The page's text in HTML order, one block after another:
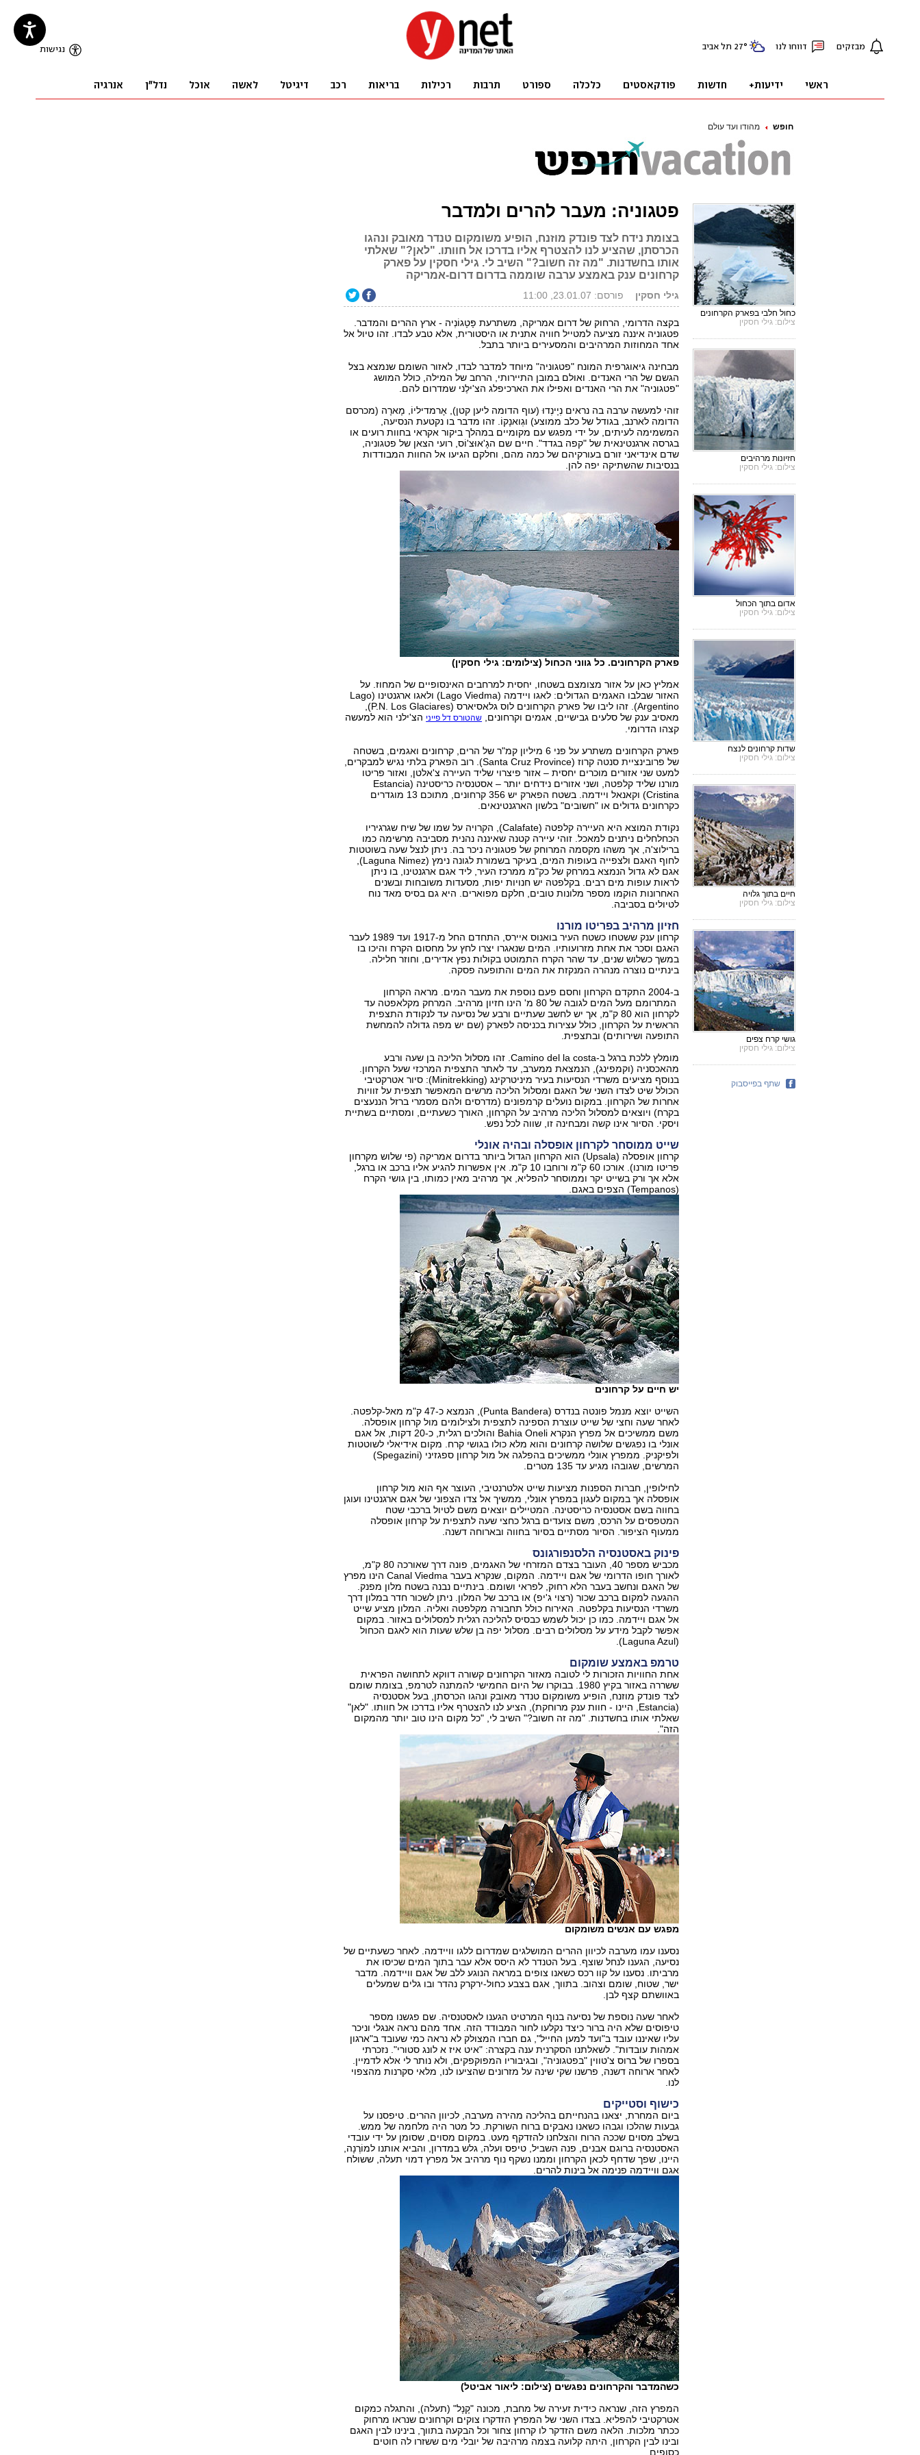
חופש מהודו ועד עולם
פטגוניה: מעבר להרים ולמדבר
בצומת נידח לצד פונדק מוזנח, הופיע משומקום טנדר מאובק ונהגו
הכרסתן, שהציע לנו להצטרף אליו בדרכו אל חוותו. "לאן?" שאלתי
אותו בחשדנות. "מה זה חשוב?" השיב לי. גילי חסקין על פארק
קרחונים ענק באמצע ערבה שוממה בדרום דרום-אמריקה
גילי חסקין פורסם: 23.01.07, 11:00
בקצה הדרומי, הרחוק של דרום אמריקה, משתרעת פָּטָגוֹנְיה - ארץ ההרים והמדבר.
פטגוניה איננה מציעה למטייל חוויה אתנית או היסטורית, אלא טבע לבדו. זהו טיול אל
אחד המחוזות המרהיבים והמסעירים ביותר בתבל.
מבחינה גיאוגרפית המונח "פטגוניה" מיוחד למדבר לבדו, לאזור השומם שנמצא בצל
הגשם של הרי האנדים. ואולם במובן התיירותי, הרחב של המילה, כולל המושג
"פטגוניה" את הרי האנדים ואפילו את הארכיפלג הצ'ילֶני שמדרום להם.
זוהי למעשה ערבה בה נראים נְיָינְדוּ (עוף הדומה ליען קטן), אָרמדיליוֹ, מָארָה (מכרסם
הדומה לארנב, בגודל של כלב ממוצע) וגְואנָקוֹ. זהו מדבר בו נקטעת הנסיעה,
המשמימה לעיתים, על ידי מפגש עם מקומיים במהלך ביקור אקראי בחוות רועים או
בגרסה ארגנטינאית של "קפה בגדד". חיים שם הגָ'אוּצ'וֹס, רועי הצאן של פטגוניה,
שדם אינדיאני זורם בעורקיהם של כמה מהם, וחלקם הגיעו אל החוות המבודדות
בנסיבות שהשתיקה יפה להן.
פארק הקרחונים. כל גווני הכחול (צילומים: גילי חסקין)
אמליץ כאן על אזור מצומצם בשטחו, יחסית למרחבים האינסופיים של המחוז. על
האזור שבלבו האגמים הגדולים: לאגו ויידמה (Lago Viedma) ולאגו ארגנטינו (Lago
Argentino). זהו ליבו של פארק הקרחונים לוס גלאסיארס (P.N. Los Glaciares),
מאסיב ענק של סלעים גבישיים, אגמים וקרחונים, שהטורס דל פייני הצ'ילני הוא למעשה
קצהו הדרומי.
פארק הקרחונים משתרע על פני 6 מיליון קמ"ר של הרים, קרחונים ואגמים, בשטחה
של פרובינציית סנטה קרוז (Santa Cruz Province). רוב הפארק בלתי נגיש למבקרים,
למעט שני אזורים מוכרים יחסית – אזור פיצרוי שליד העיירה צ'אלטן, ואזור פריטו
מורנו שליד קלפטה, ושני אזורים נידחים יותר – אסטנסיה כריסטינה (Estancia
Cristina) וקאנאל ויידמה. בשטח הפארק יש 356 קרחונים, מתוכם 13 מוגדרים
כקרחונים גדולים או "חשובים" בלשון הארגנטינאים.
נקודת המוצא היא העיירה קלפטה (Calafate), הקרויה על שמו של שיח שגרגיריו
הכחלחלים ניתנים למאכל. זוהי עיירה קטנה שאיננה נהנית מסביבה מרשימה כמו
ברילוצ'ה, אך משהו מקסמה המרוחק של פטגוניה ניכר בה. ניתן לנצל שעה בשוטטות
לחוף האגם ולצפייה בעופות המים, בעיקר בשמורת לגונה נימץ (Laguna Nimez),
אגם לא גדול הנמצא במרחק של כק"מ ממרכז העיר, ליד אגם ארגנטינו, בו ניתן
לראות עופות מים רבים. בקלפטה יש חנויות יפות, מסעדות משובחות ובשנים
האחרונות הוקמו מספר מלונות טובים, חלקם מפוארים. היא גם בסיס מאד נוח
לטיולים בסביבה.
חזיון מרהיב בפריטו מורנו
קרחון ענק ששטחו כשטח העיר בואנוס איירס, התחדם החל מ-1917 ועד 1989 לעבר
האגם וסכר את אחת מזרועותיו. המים שנאגרו יצרו לחץ על מחסום הקרח והיכו בו
במשך כשלוש שנים, עד שהר הקרח התמוטט בקולות נפץ אדירים, וחוזר חלילה.
בינתיים נוצרה מנהרה המנקזת את המים והתופעה פסקה.
ב-2004 התקדם הקרחון וחסם פעם נוספת את מעבר המים. מראה הקרחון
המתרומם מעל המים לגובה של 80 מ' הינו חזיון מרהיב. המרחק מקלאפטה עד
לקרחון הוא 80 ק"מ, אך יש לחשב שעתיים ורבע של נסיעה עד לנקודת התצפית
הראשית על הקרחון, כולל עצירות בכניסה לפארק (שם יש מפה גדולה להמחשת
התופעה ושירותים) ובתצפית.
מומלץ ללכת ברגל ב-Camino del la costa. זהו מסלול הליכה בן שעה ורבע
מהאכסניה (וקמפינג), הנמצאת ממערב, עד לאתר התצפית המרכזי שעל הקרחון.
בנוסף מציעים משרדי הנסיעות בעיר מיניטרקינג (Minitrekking): סיור אטרקטיבי
הכולל שיט לצדו השני של האגם ומסלול הליכה מרשים המאפשר תצפית על זוויות
אחרות של הקרחון. במקום נועלים קרמפונים (מדרסים ולהם מסמרי ברזל הננעצים
בקרח) ויוצאים למסלול הליכה מרהיב על הקרחון, האורך כשעתיים, ומסתיים בשתיית
ויסקי. הסיור אינו קשה ומבחינה זו, שווה לכל נפש.
שייט ממוסחר לקרחון אופסלה ובהיה אונלי
קרחון אופסלה (Upsala) הוא הקרחון הגדול ביותר בדרום אמריקה (פי שלוש מקרחון
פריטו מורנו). אורכו 60 ק"מ ורוחבו 10 ק"מ. אין אפשרות להגיע אליו ברכב או ברגל,
אלא אך ורק בשייט יקר וממוסחר להפליא, אך מרהיב מאין כמותו, בין גושי הקרח
(Tempanos) הצפים באגם.
יש חיים על קרחונים
השייט יוצא מנמל פונטה בנדרס (Punta Bandera), הנמצא כ-47 ק"מ מאל-קלפטה.
לאחר שעה וחצי של שייט עוצרת הספינה לתצפית ולצילומים מול קרחון אופסלה.
משם ממשיכים אל מפרץ הנקרא Bahia Oneli והולכים רגלית, כ-20 דקות, אל אגם
אונלי בו נפגשים שלושה קרחונים והוא מלא כולו בגושי קרח. מקום אידיאלי לשוטטות
ולפיקניק. ממפרץ אונלי ממשיכים בהפלגה אל מול קרחון ספגזיני (Spegazini)
המרשים, שגובהו מגיע עד 135 מטרים.
לחילופין, חברות הספנות מציעות שייט אלטרנטיבי, העוצר אף הוא מול קרחון
אופסלה אך במקום לעגון במפרץ אונלי, ממשיך אל צדו הצפוני של אגם ארגנטינו ועוגן
בחווה בשם אסטנסיה כריסטינה. המטיילים יוצאים משם לטיול ברכבי שטח
המטפסים על הרכס, משם צועדים ברגל כחצי שעה לתצפית על קרחון אופסלה
ממעוף הציפור. הסיור מסתיים בסיור בחווה ובארוחה דשנה.
פינוק באסטנסיה הלסנפורגונס
מכביש מספר 40, העובר בצדם המזרחי של האגמים, פונה דרך שאורכה 80 ק"מ,
לאורך חופו הדרומי של אגם ויידמה. המקום, שנקרא בעבר Canal Viedma הינו מפרץ
של האגם ונחשב בעבר הלא רחוק, לפראי ושומם. בינתיים נבנה בשטח מלון מפנק.
ההגעה למקום ברכב שכור (רצוי ג'יפ) או ברכב של המלון. ניתן לשכור חדר במלון דרך
משרדי הנסיעות בקלפטה. האירוח כולל תחבורה מקלפטה ואליה. המלון מציע שייט
אל אגם ויידמה. כמו כן יכול לשמש כבסיס להליכה רגלית למסלולים באזור. במקום
אפשר לקבל מידע על מסלולים רבים. מסלול יפה בן שלש שעות הוא לאגם הכחול
(Laguna Azul).
טרמפ באמצע שומקום
אחת החוויות הזכורות לי לטובה מאזור הקרחונים קשורה דווקא לתחושה הפראית
ששררה באזור בקיץ 1980. בבוקרו של היום החמישי להמתנה לטרמפ, בצומת שומם
לצד פונדק מוזנח, הופיע משומקום טנדר מאובק ונהגו הכרסתן, בעל אסטנסיה
(Estancia, היינו - חוות ענק מרוחקת), הציע לנו להצטרף אליו בדרכו אל חוותו. "לאן"
שאלתי אותו בחשדנות. "מה זה חשוב?" השיב לי, "כל מקום הינו טוב יותר מהמקום
הזה".
מפגש עם אנשים משומקום
נסענו עמו מערבה לכיוון ההרים המושלגים שמדרום ללגו וויידמה. לאחר כשעתיים של
נסיעה, הגענו לנחל שוצף. בעל הטנדר לא היסס אלא עבר בתוך המים שכיסו את
מרביתו. נסענו על קוו רכס כשאנו צופים במראה הנוגע ללב של אגם וויידמה. מדבר
ישר, שטוח, שומם וצהוב. בתווך, אגם בצבע כחול-ירקרק נהדר ובו גלים שמעלים
באוושתם קצף לבן.
לאחר שעה נוספת של נסיעה בנוף המרטיט הגענו לאסטנסיה. שם פגשנו מספר
טיפוסים שלא היה ברור כיצד נקלעו לחור המבודד הזה. אחד מהם נראה אנגלי וניכר
עליו שאיננו עובד ב"ועד למען החייל", גם חברו המצולק לא נראה כמי שעובד ב"ארגון
אמהות עובדות". לשאלתנו הסקרנית ענה בקצרה: "איט איז א לונג סטורי". נזכרתי
בספרו של ברוס צ'טווין "בפטגוניה", ובגיבוריו המפוקפקים, ולא נותר לי אלא לדמיין.
לאחר ארוחה דשנה, פרשנו שקי שינה על מזרונים שהציעו לנו, מלאי סקרנות מהצפוי
לנו.
כישוף וסטייקים
ביום המחרת, יצאנו בהנחייתם בהליכה מהירה מערבה, לכיוון ההרים. טיפסנו על
גבעות שהלכו וגבהו כשאנו נאבקים ברוח השורקת. כל מטר היה מלחמה של ממש.
בשלב מסוים שככה הרוח והצלחנו להזדקף מעט. במקום מסוים, שסומן על ידי עובדי
האסטנסיה ברוגם אבנים, פנה השביל, טיפס ועלה, גלש במדרון, והביא אותנו למוֹרֶנָה,
היינו, שפך שדחף לכאן הקרחון וממנו נשקף נוף מרהיב אל מפרץ דמוי תעלה, ששולח
אגם וויידמה פנימה אל בינות להרים.
כשהמדבר והקרחונים נפגשים (צילום: ליאור אביטל)
המפרץ הזה, שנראה כידית זעירה של מחבת, מכונה "קָנָל" (תעלה), והתגלה כמקום
אטרקטיבי להפליא. בצדו השני של המפרץ הזדקרו צוקים וקרחונים שנראו מרחוק
ככתר מלכות. הלאה משם הזדקר לו קרחון צחור וכל הבקעה בתווך, בינינו לבין האגם
ובינו לבין הקרחון, היתה קלועה בצמה מרהיבה של יובלי מים ששזרו לה חוטים
כסופים.
כחול חלבי בפארק הקרחונים
צילום: גילי חסקין
חזיונות מרהיבים
צילום: גילי חסקין
אדום בתוך הכחול
צילום: גילי חסקין
שדות קרחונים לנצח
צילום: גילי חסקין
חיים בתוך גלויה
צילום: גילי חסקין
גושי קרח צפים
צילום: גילי חסקין
שתף בפייסבוק